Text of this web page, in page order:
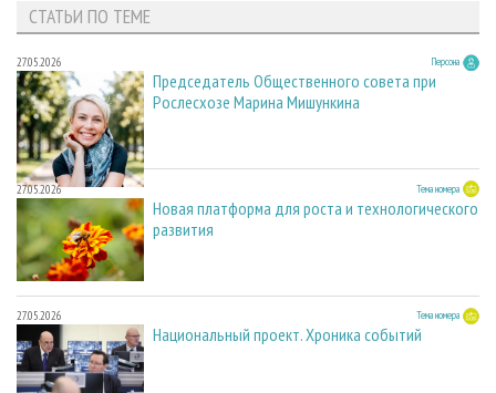
СТАТЬИ ПО ТЕМЕ
27.05.2026 Персона
Председатель Общественного совета при
Рослесхозе Марина Мишункина
27.05.2026 Тема номера
Новая платформа для роста и технологического
развития
27.05.2026 Тема номера
Национальный проект. Хроника событий